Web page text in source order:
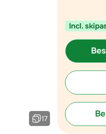
Mail naar
We zijn er vandaag tot 17:30 uur.
17
Incl.